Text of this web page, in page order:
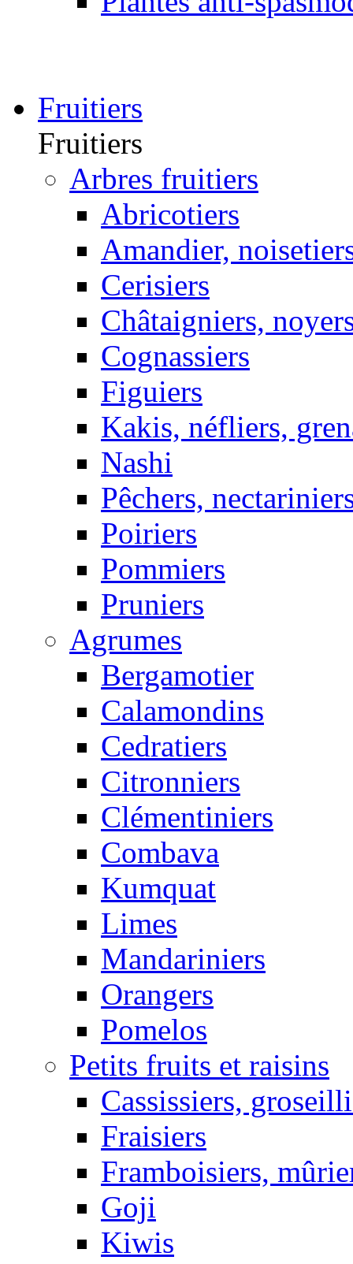
Fruitiers
Fruitiers
Arbres fruitiers
Abricotiers
Amandier,
Cerisiers
Châtaigniers,
Cognassiers
Figuiers
Kakis, néfliers,
Nashi
Pêchers,
Poiriers
Pommiers
Pruniers
Agrumes
Bergamotier
Calamondins
Cedratiers
Citronniers
Clémentiniers
Combava
Kumquat
Limes
Mandariniers
Orangers
Pomelos
Petits fruits et raisins
Cassissiers,
Fraisiers
Framboisiers,
Goji
Kiwis